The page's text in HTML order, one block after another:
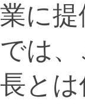
業に提
では
長とは